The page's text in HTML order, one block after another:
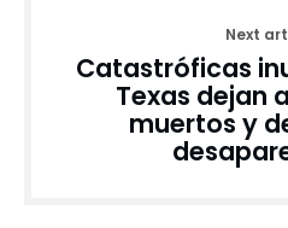
Next
Catastróficas
Texas dejan
muertos y